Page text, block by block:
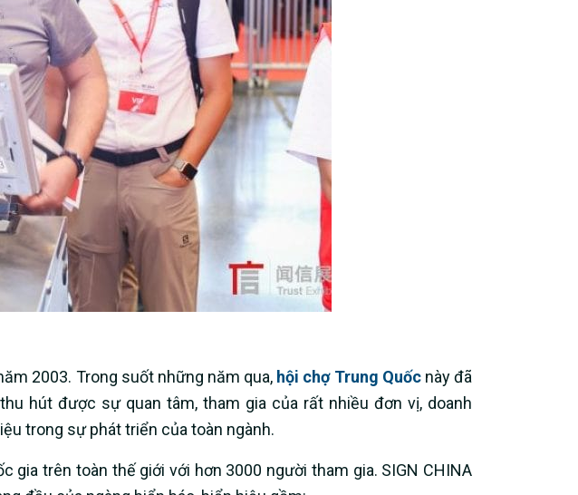
2003. Trong suốt những năm qua, hội chợ Trung Quốcnày đã
hút được sự quan tâm, tham gia của rất nhiều đơn vị, doanh
trong sự phát triển của toàn ngành.
trên toàn thế giới với hơn 3000 người tham gia. SIGN CHINA